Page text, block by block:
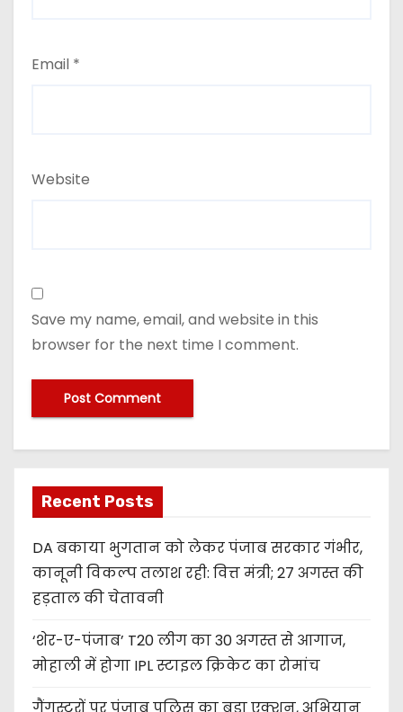
Email *
Website
Save my name, email, and website in this
browser for the next time I comment.
Recent Posts
DA बकाया भुगतान को लेकर पंजाब सरकार गंभीर,
कानूनी विकल्प तलाश रही: वित्त मंत्री; 27 अगस्त की
हड़ताल की चेतावनी
‘शेर-ए-पंजाब’ T20 लीग का 30 अगस्त से आगाज,
मोहाली में होगा IPL स्टाइल क्रिकेट का रोमांच